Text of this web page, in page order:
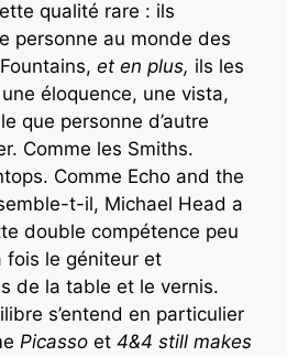
qualité rare : ils
personne au monde des
et en plus, ils les
éloquence, une vista,
que personne d’autre
Comme les Smiths.
Comme Echo and the
t-il, Michael Head a
double compétence peu
fois le géniteur et
de la table et le vernis.
s’entend en particulier
Picasso et 4&4 still makes